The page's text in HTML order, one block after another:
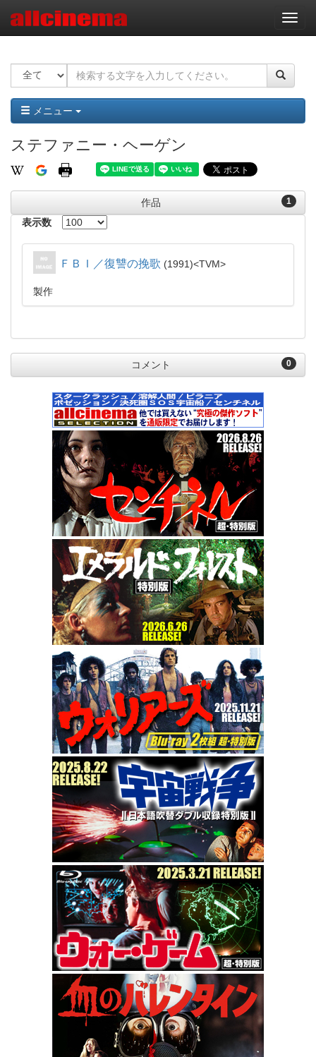
ナ
ビ
ー
ョ
ン
メニュー
ステファニー・ヘーゲン
1
作品
表示数
ＦＢＩ／復讐の挽歌 1991 TVM
製作
0
コメント